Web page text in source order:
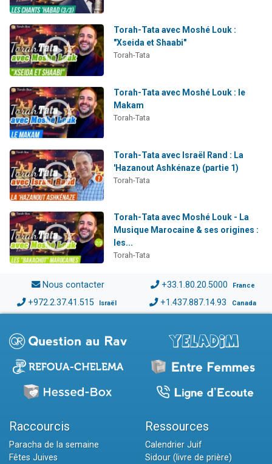
Torah-Tata avec Moshé Louk :
"Xseida et Shaabi"
Torah-Tata
Torah-Tata avec Moshé Louk : le
Makam
Torah-Tata
Torah-Tata avec Israël Rand : La
'Hazanout Ashkénaze (partie 1)
Torah-Tata
Torah-Tata avec Moshé Louk - La
Musique Marocaine & ses origines :
les...
Torah-Tata
Nous contacter +33.1.80.20.5000 France
+972.2.37.41.515 Israël +1.437.887.14.93 Canada
Raccourcis
Paracha de la semaine
Fêtes Juives
Ressources
Calendrier Juif
Sidour (livre de prière)